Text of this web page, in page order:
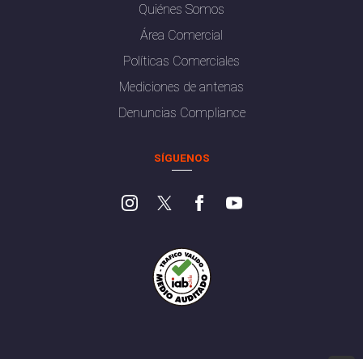
Quiénes Somos
Área Comercial
Políticas Comerciales
Mediciones de antenas
Denuncias Compliance
SÍGUENOS